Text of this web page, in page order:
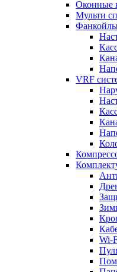
Оконные
Мульти
VRF
Wi-